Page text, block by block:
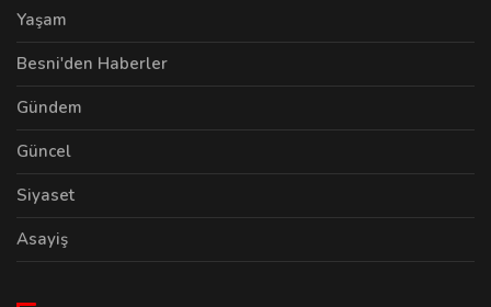
Yaşam
Besni'den Haberler
Gündem
Güncel
Siyaset
Asayiş